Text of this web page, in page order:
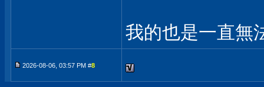
我的也是一直無
2026-08-06, 03:57 PM #8